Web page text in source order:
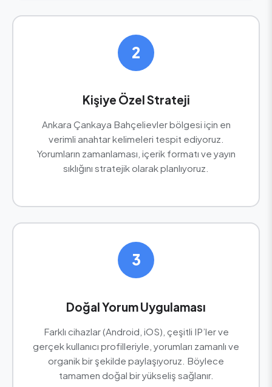
2
Kişiye Özel Strateji
Ankara Çankaya Bahçelievler bölgesi için en
verimli anahtar kelimeleri tespit ediyoruz.
Yorumların zamanlaması, içerik formatı ve yayın
sıklığını stratejik olarak planlıyoruz.
3
Doğal Yorum Uygulaması
Farklı cihazlar (Android, iOS), çeşitli IP’ler ve
gerçek kullanıcı profilleriyle, yorumları zamanlı ve
organik bir şekilde paylaşıyoruz. Böylece
tamamen doğal bir yükseliş sağlanır.